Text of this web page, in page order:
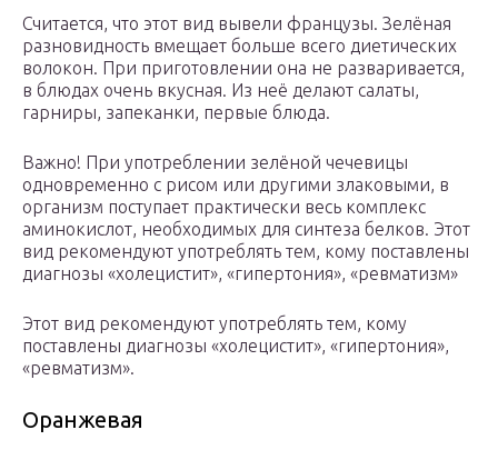
Считается, что этот вид вывели французы. Зелёная
разновидность вмещает больше всего диетических
волокон. При приготовлении она не разваривается,
в блюдах очень вкусная. Из неё делают салаты,
гарниры, запеканки, первые блюда.
Важно! При употреблении зелёной чечевицы
одновременно с рисом или другими злаковыми, в
организм поступает практически весь комплекс
аминокислот, необходимых для синтеза белков. Этот
вид рекомендуют употреблять тем, кому поставлены
диагнозы «холецистит», «гипертония», «ревматизм»
Этот вид рекомендуют употреблять тем, кому
поставлены диагнозы «холецистит», «гипертония»,
«ревматизм».
Оранжевая